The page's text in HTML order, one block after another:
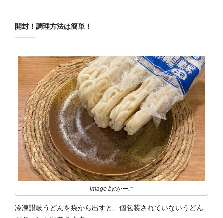
開封！調理方法は簡単！
image by:かーこ
冷凍讃岐うどんを袋から出すと、個包装されていないうどん